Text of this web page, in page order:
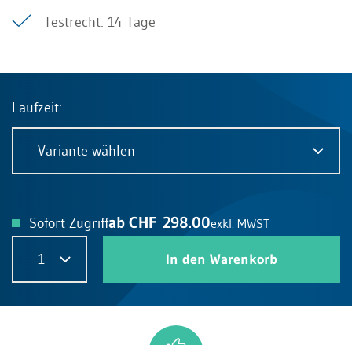
Testrecht: 14 Tage
Laufzeit:
Variante wählen
Sofort Zugriffab CHF 298.00exkl. MWST
1 In den Warenkorb